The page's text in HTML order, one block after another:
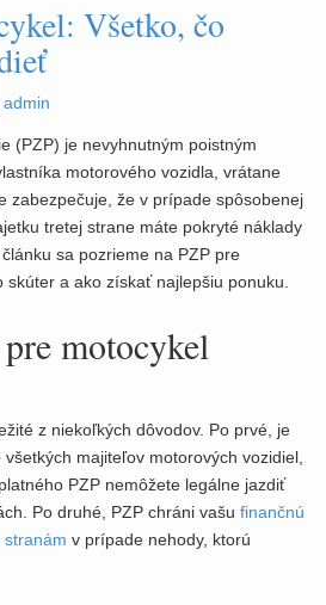
Všetko, čo
admin
(PZP) je nevyhnutným poistným
motorového vozidla, vrátane
zabezpečuje, že v prípade spôsobenej
tretej strane máte pokryté náklady
sa pozrieme na PZP pre
a ako získať najlepšiu ponuku.
motocykel
z niekoľkých dôvodov. Po prvé, je
majiteľov motorových vozidiel,
PZP nemôžete legálne jazdiť
Po druhé, PZP chráni vašu finančnú
v prípade nehody, ktorú